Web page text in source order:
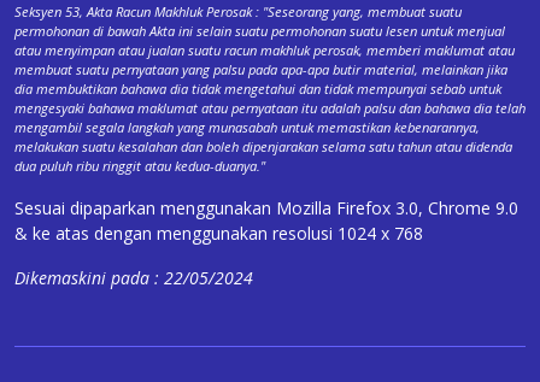
Seksyen 53, Akta Racun Makhluk Perosak : "Seseorang yang, membuat suatu
permohonan di bawah Akta ini selain suatu permohonan suatu lesen untuk menjual
atau menyimpan atau jualan suatu racun makhluk perosak, memberi maklumat atau
membuat suatu pernyataan yang palsu pada apa-apa butir material, melainkan jika
dia membuktikan bahawa dia tidak mengetahui dan tidak mempunyai sebab untuk
mengesyaki bahawa maklumat atau pernyataan itu adalah palsu dan bahawa dia telah
mengambil segala langkah yang munasabah untuk memastikan kebenarannya,
melakukan suatu kesalahan dan boleh dipenjarakan selama satu tahun atau didenda
dua puluh ribu ringgit atau kedua-duanya."
Sesuai dipaparkan menggunakan Mozilla Firefox 3.0, Chrome 9.0
& ke atas dengan menggunakan resolusi 1024 x 768
Dikemaskini pada : 22/05/2024